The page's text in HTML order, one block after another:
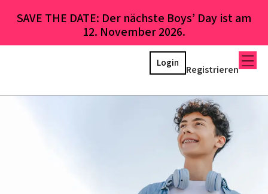
SAVE THE DATE: Der nächste Boys’ Day ist am
12. November 2026.
Registrieren
Login